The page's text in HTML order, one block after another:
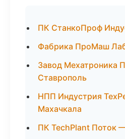
ПК СтанкоПроф
Фабрика ПроМаш
Завод Мехатроника
Ставрополь
НПП Индустрия
Махачкала
ПК TechPlant Поток